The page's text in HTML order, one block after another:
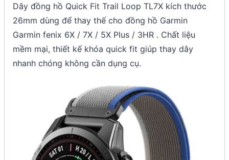
Dây đồng hồ Quick Fit Trail Loop TL7X kích thước
26mm dùng để thay thế cho đồng hồ Garmin
Garmin fenix 6X / 7X / 5X Plus / 3HR . Chất liệu
mềm mại, thiết kế khóa quick fit giúp thay dây
nhanh chóng không cần dụng cụ.